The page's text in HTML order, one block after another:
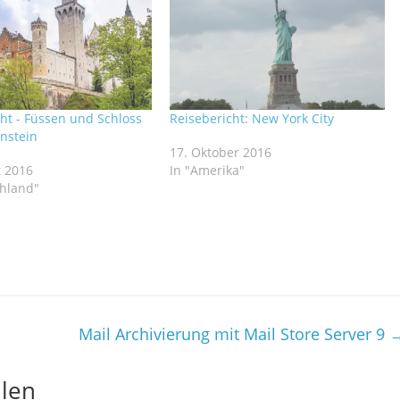
- Füssen und Schloss
2016
Reisebericht: New York City
17. Oktober 2016
In "Amerika"
Mail Archivierung mit Mail Store Server 9